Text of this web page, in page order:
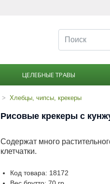
ЦЕЛЕБНЫЕ ТРАВЫ
Хлебцы, чипсы, крекеры
Рисовые крекеры с
Содержат много
клетчатки.
Код товара: 18172